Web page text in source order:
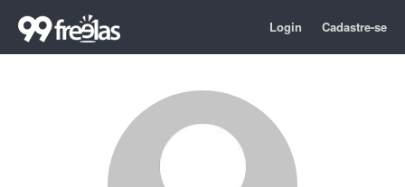
Login Cadastre-se